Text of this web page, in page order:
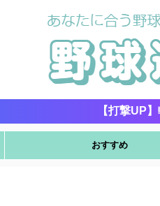
【打撃UP
おすすめ